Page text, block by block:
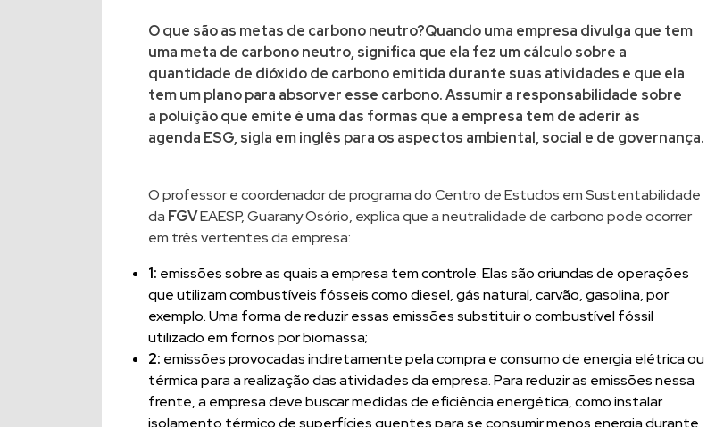
O que são as metas de carbono neutro?Quando uma empresa divulga que tem
uma meta de carbono neutro, significa que ela fez um cálculo sobre a
quantidade de dióxido de carbono emitida durante suas atividades e que ela
tem um plano para absorver esse carbono. Assumir a responsabilidade sobre
a poluiçãoque emite é uma das formas que a empresa tem de aderir às
agenda ESG, sigla em inglês para os aspectos ambiental, social e de governança.
O professor e coordenador de programa do Centro de Estudos em Sustentabilidade
da FGVEAESP, Guarany Osório, explica que a neutralidade de carbono pode ocorrer
em três vertentes da empresa:
1: emissões sobre as quais a empresa tem controle. Elas são oriundas de operações
que utilizam combustíveis fósseis como diesel, gás natural, carvão, gasolina, por
exemplo. Uma forma de reduzir essas emissões substituir o combustível fóssil
utilizado em fornos por biomassa;
2: emissões provocadas indiretamente pela compra e consumo de energia elétrica ou
térmica para a realização das atividades da empresa. Para reduzir as emissões nessa
frente, a empresa deve buscar medidas de eficiência energética, como instalar